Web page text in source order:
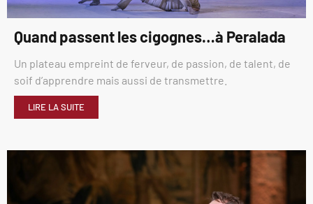
Quand passent les cigognes…à Peralada
Un plateau empreint de ferveur, de passion, de talent, de
soif d’apprendre mais aussi de transmettre.
LIRE LA SUITE